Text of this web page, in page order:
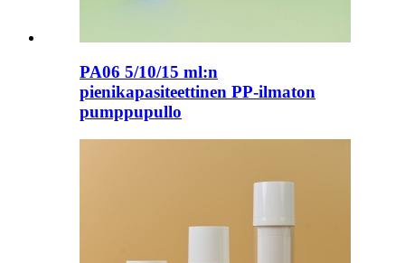
PA06 5/10/15 ml:n
pienikapasiteettinen PP-ilmaton
pumppupullo